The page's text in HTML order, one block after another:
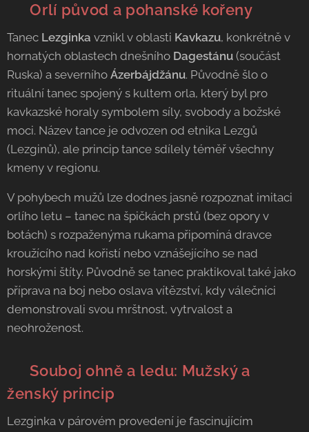
🦅 Orlí původ a pohanské kořeny
Tanec Lezginka vznikl v oblasti Kavkazu, konkrétně v
hornatých oblastech dnešního Dagestánu (součást
Ruska) a severního Ázerbájdžánu. Původně šlo o
rituální tanec spojený s kultem orla, který byl pro
kavkazské horaly symbolem síly, svobody a božské
moci. Název tance je odvozen od etnika Lezgů
(Lezginů), ale princip tance sdílely téměř všechny
kmeny v regionu.
V pohybech mužů lze dodnes jasně rozpoznat imitaci
orlího letu – tanec na špičkách prstů (bez opory v
botách) s rozpaženýma rukama připomíná dravce
kroužícího nad kořistí nebo vznášejícího se nad
horskými štíty. Původně se tanec praktikoval také jako
příprava na boj nebo oslava vítězství, kdy válečníci
demonstrovali svou mrštnost, vytrvalost a
neohroženost.
⚔️ Souboj ohně a ledu: Mužský a
ženský princip
Lezginka v párovém provedení je fascinujícím